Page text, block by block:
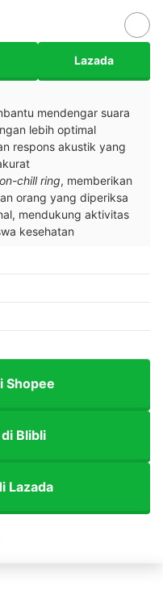
Lazada
mendengar suara
lebih optimal
respons akustik yang
chill ring, memberikan
orang yang diperiksa
mendukung aktivitas
kesehatan
Shopee
Blibli
Lazada